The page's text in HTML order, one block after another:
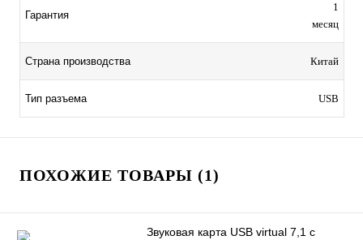
Гарантия
1
месяц
Страна производства Китай
Тип разъема USB
ПОХОЖИЕ ТОВАРЫ (1)
Звуковая карта USB virtual 7,1 c